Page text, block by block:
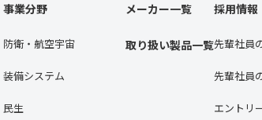
事業分野
防衛・航空宇宙
装備システム
民生
メーカー一覧
取り扱い製品一覧
採用情報
先輩社員
先輩社員
エントリ